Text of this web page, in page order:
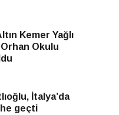
Kemer Yağlı
Okulu
İtalya’da
geçti